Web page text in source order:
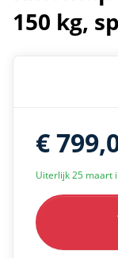
150 kg,
€
Uiterlijk 25 maart